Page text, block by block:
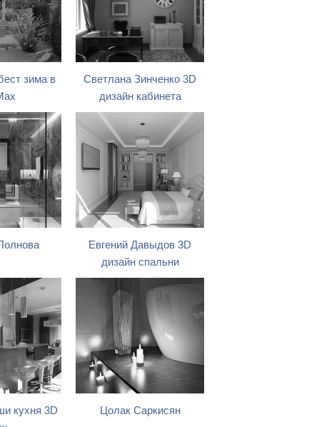
зима в
Светлана Зинченко 3D
дизайн кабинета
Евгений Давыдов 3D
дизайн спальни
кухня 3D
Цолак Саркисян